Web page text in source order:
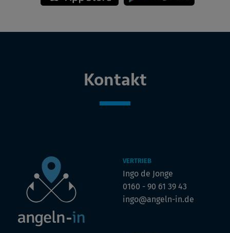
Kontakt
VERTRIEB
Ingo de Jonge
0160 - 90 61 39 43
ingo@angeln-in.de